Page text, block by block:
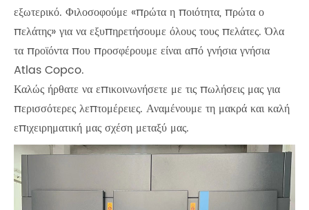
εξωτερικό. Φιλοσοφούμε «πρώτα η ποιότητα, πρώτα ο
πελάτης» για να εξυπηρετήσουμε όλους τους πελάτες. Όλα
τα προϊόντα που προσφέρουμε είναι από γνήσια γνήσια
Atlas Copco.
Καλώς ήρθατε να επικοινωνήσετε με τις πωλήσεις μας για
περισσότερες λεπτομέρειες. Αναμένουμε τη μακρά και καλή
επιχειρηματική μας σχέση μεταξύ μας.